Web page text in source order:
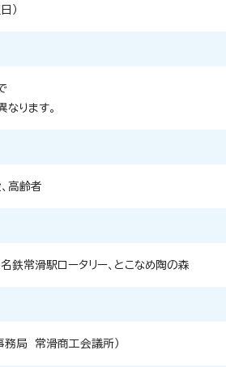
）
ります。
高齢者
名鉄常滑駅ロータリー、とこなめ陶の森
務局 常滑商工会議所）